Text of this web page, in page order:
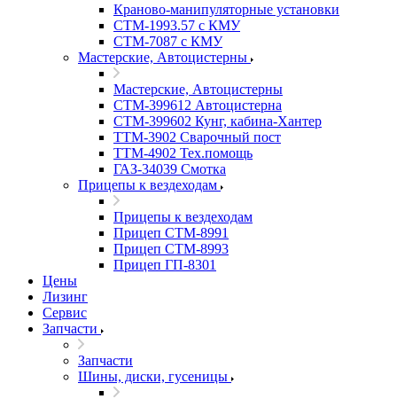
Краново-манипуляторные установки
CTM-1993.57 с КМУ
СТМ-7087 с КМУ
Мастерские, Автоцистерны
Мастерские, Автоцистерны
СТМ-399612 Автоцистерна
СТМ-399602 Кунг, кабина-Хантер
ТТМ-3902 Сварочный пост
ТТМ-4902 Тех.помощь
ГАЗ-34039 Смотка
Прицепы к вездеходам
Прицепы к вездеходам
Прицеп СТМ-8991
Прицеп СТМ-8993
Прицеп ГП-8301
Цены
Лизинг
Сервис
Запчасти
Запчасти
Шины, диски, гусеницы